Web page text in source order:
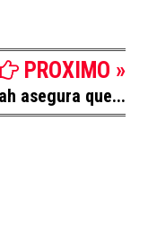
PROXIMO »
asegura que...